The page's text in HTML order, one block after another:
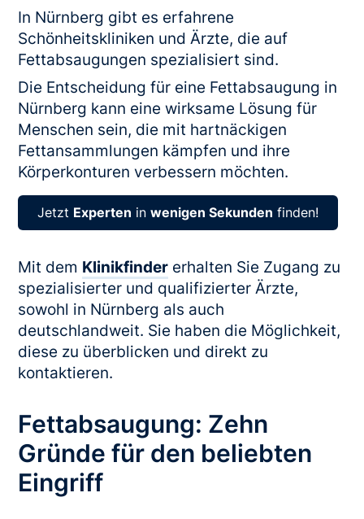
In Nürnberg gibt es erfahrene
Schönheitskliniken und Ärzte, die auf
Fettabsaugungen spezialisiert sind.
Die Entscheidung für eine Fettabsaugung in
Nürnberg kann eine wirksame Lösung für
Menschen sein, die mit hartnäckigen
Fettansammlungen kämpfen und ihre
Körperkonturen verbessern möchten.
Jetzt Experten inwenigen Sekunden finden!
Mit dem Klinikfinder erhalten Sie Zugang zu
spezialisierter und qualifizierter Ärzte,
sowohl in Nürnberg als auch
deutschlandweit. Sie haben die Möglichkeit,
diese zu überblicken und direkt zu
kontaktieren.
Fettabsaugung: Zehn
Gründe für den beliebten
Eingriff